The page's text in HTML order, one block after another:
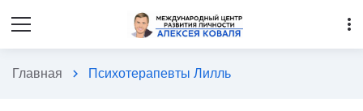
more_vert
Главная chevron_right Психотерапевты Лилль